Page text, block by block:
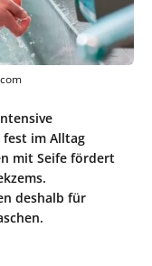
fest im Alltag
mit Seife fördert
deshalb für